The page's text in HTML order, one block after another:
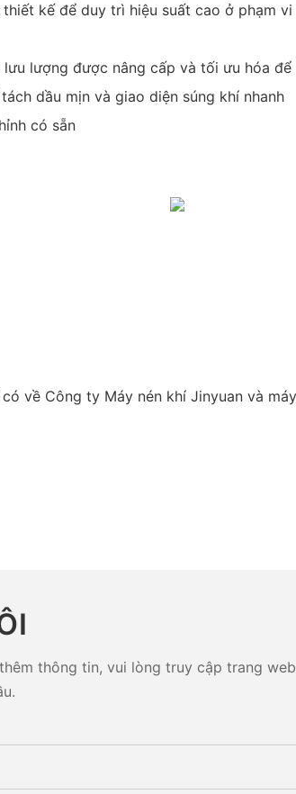
kế để duy trì hiệu suất cao ở phạm
lượng được nâng cấp và tối ưu hóa để
dầu mịn và giao diện súng khí nhanh
có sẵn
về Công ty Máy nén khí Jinyuan và
thông tin, vui lòng truy cập trang